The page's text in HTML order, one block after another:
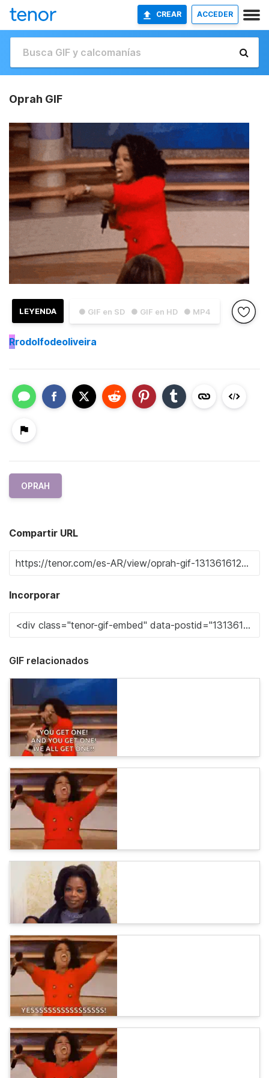
CREAR ACCEDER
Oprah GIF
● GIF en SD ● GIF en HD ● MP4
LEYENDA
Rrodolfodeoliveira
OPRAH
Compartir URL
Incorporar
GIF relacionados